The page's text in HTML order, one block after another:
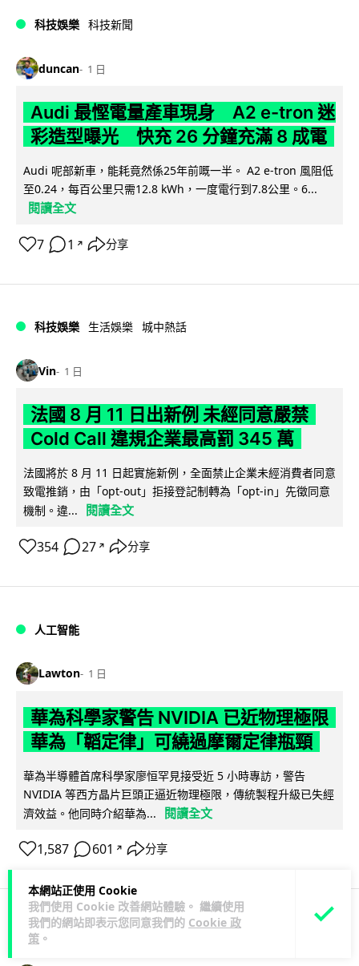
本網站正使用 Cookie
我們使用 Cookie 改善網站體驗。 繼續使用
我們的網站即表示您同意我們的 Cookie 政
策 。
科技娛樂 科技新聞
duncan 1 日
Audi 最慳電量產車現身 A2 e-tron 迷
彩造型曝光 快充 26 分鐘充滿 8 成電
Audi 呢部新車，能耗竟然係25年前嘅一半。 A2 e-tron 風阻低
至0.24，每百公里只需12.8 kWh，一度電行到7.8公里。6...
閱讀全文
7 1 ↗ 分享
科技娛樂 生活娛樂 城中熱話
Vin 1 日
法國 8 月 11 日出新例 未經同意嚴禁
Cold Call 違規企業最高罰 345 萬
法國將於 8 月 11 日起實施新例，全面禁止企業未經消費者同意
致電推銷，由「opt-out」拒接登記制轉為「opt-in」先徵同意
機制。違...
閱讀全文
354 27 ↗ 分享
人工智能
Lawton 1 日
華為科學家警告 NVIDIA 已近物理極限
華為「韜定律」可繞過摩爾定律瓶頸
華為半導體首席科學家廖恒罕見接受近 5 小時專訪，警告
NVIDIA 等西方晶片巨頭正逼近物理極限，傳統製程升級已失經
濟效益。他同時介紹華為...
閱讀全文
1,587 601 ↗ 分享
科技娛樂 生活娛樂 城中熱話